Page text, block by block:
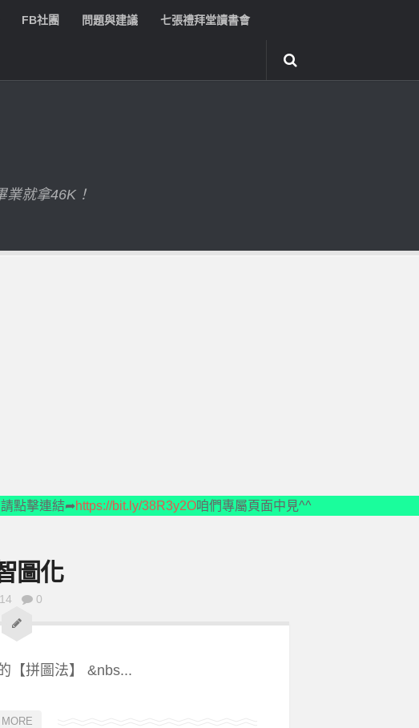
FB社團 問題與建議 七張禮拜堂讀書會
就拿46K！
點擊連結➦https://bit.ly/38R3y2O咱們專屬頁面中見^^
圖化
0
【拼圖法】 &nbs...
MORE